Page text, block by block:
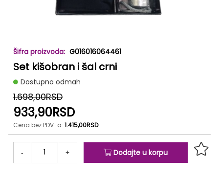
G016016064461
Set kišobran i šal crni
Dostupno odmah
933,90RSD
1.698,00RSD
Cena bez PDV-a: 1.415,00RSD
- + Dodajte u korpu
Skip
to
the
of
the
images
gallery